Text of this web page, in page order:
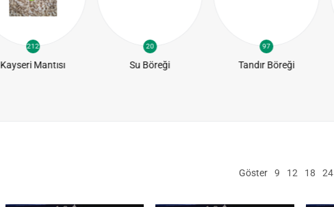
212
Kayseri Mantısı
20
Su Böreği
97
Tandır Böreği
Göster 9 12 18 24